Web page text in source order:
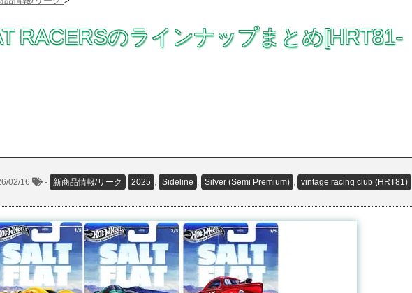
RACERSのラインナップまとめ[HRT81-
02/16 - 新商品情報/リーク 2025 , Sideline , Silver (Semi Premium) , vintage racing club (HRT81)